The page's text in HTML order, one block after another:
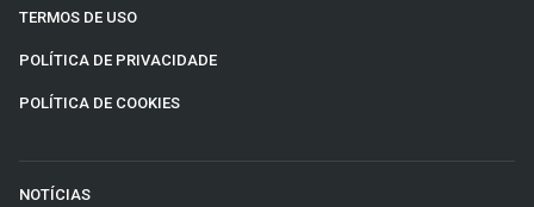
TERMOS DE USO
POLÍTICA DE PRIVACIDADE
POLÍTICA DE COOKIES
NOTÍCIAS